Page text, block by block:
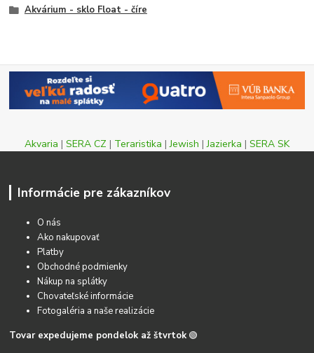
Akvárium - sklo Float - číre
Akvaria | SERA CZ | Teraristika |Jewish |Jazierka | SERA SK
Informácie pre zákazníkov
O nás
Ako nakupovať
Platby
Obchodné podmienky
Nákup na splátky
Chovateľské informácie
Fotogaléria a naše realizácie
Tovar expedujeme pondelok až štvrtok 🟢